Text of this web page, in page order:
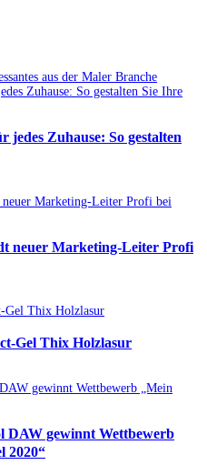
aus der Maler Branche
Zuhause: So gestalten
neuer Marketing-Leiter Profi
Gel Thix Holzlasur
DAW gewinnt Wettbewerb
2020“